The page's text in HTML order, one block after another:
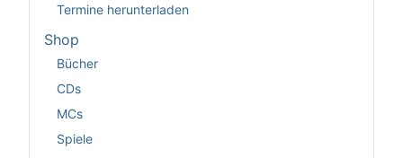
Termine herunterladen
Shop
Bücher
CDs
MCs
Spiele